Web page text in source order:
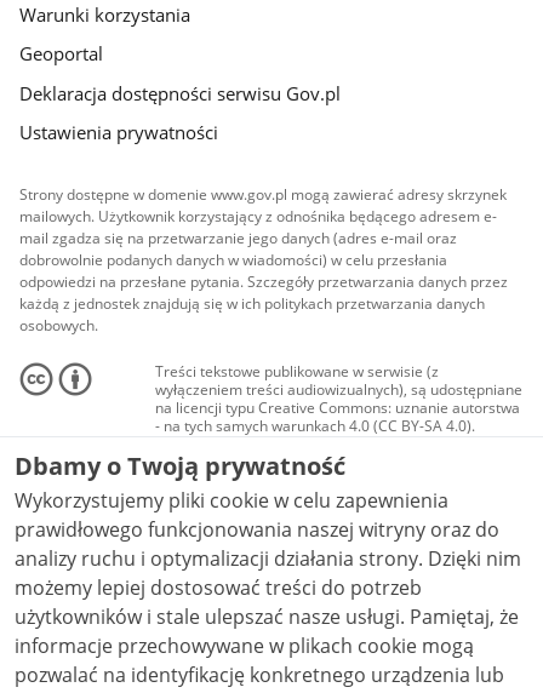
Warunki korzystania
Geoportal
Deklaracja dostępności serwisu Gov.pl
Ustawienia prywatności
Strony dostępne w domenie www.gov.pl mogą zawierać adresy skrzynek
mailowych. Użytkownik korzystający z odnośnika będącego adresem e-
mail zgadza się na przetwarzanie jego danych (adres e-mail oraz
dobrowolnie podanych danych w wiadomości) w celu przesłania
odpowiedzi na przesłane pytania. Szczegóły przetwarzania danych przez
każdą z jednostek znajdują się w ich politykach przetwarzania danych
osobowych.
Treści tekstowe publikowane w serwisie (z
wyłączeniem treści audiowizualnych), są udostępniane
na licencji typu Creative Commons: uznanie autorstwa
- na tych samych warunkach 4.0 (CC BY-SA 4.0).
Materiały audiowizualne, w tym zdjęcia, materiały
audio i wideo, są udostępniane na licencji typu
Creative Commons: uznanie autorstwa użycie
niekomercyjne - bez utworów zależnych 4.0 (CC BY-
NC-ND 4.0), o ile nie jest to stwierdzone inaczej.
Dbamy o Twoją prywatność
Wykorzystujemy pliki cookie w celu zapewnienia
prawidłowego funkcjonowania naszej witryny oraz do
analizy ruchu i optymalizacji działania strony. Dzięki nim
możemy lepiej dostosować treści do potrzeb
użytkowników i stale ulepszać nasze usługi. Pamiętaj, że
informacje przechowywane w plikach cookie mogą
pozwalać na identyfikację konkretnego urządzenia lub